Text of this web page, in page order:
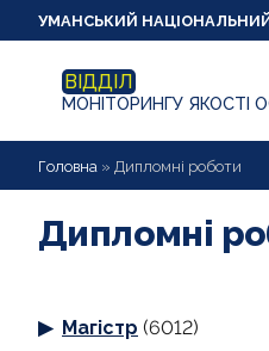
УМАНСЬКИЙ
ВІДДІЛ
МОНІТОРИНГУ ЯКОСТІ
НОВИНИ
ПРО ВІДДІЛ
ВИКЛАДАЧУ
Головна » Дипломні роботи
Дипломні
Магістр (6012)